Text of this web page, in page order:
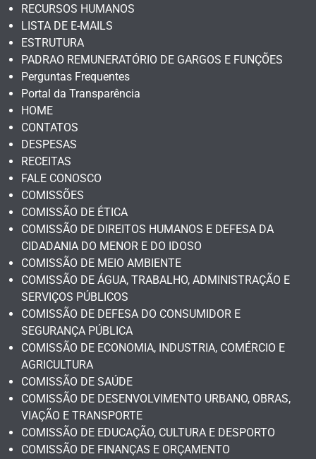
RECURSOS HUMANOS
LISTA DE E-MAILS
ESTRUTURA
PADRAO REMUNERATÓRIO DE GARGOS E FUNÇÕES
Perguntas Frequentes
Portal da Transparência
HOME
CONTATOS
DESPESAS
RECEITAS
FALE CONOSCO
COMISSÕES
COMISSÃO DE ÉTICA
COMISSÃO DE DIREITOS HUMANOS E DEFESA DA
CIDADANIA DO MENOR E DO IDOSO
COMISSÃO DE MEIO AMBIENTE
COMISSÃO DE ÁGUA, TRABALHO, ADMINISTRAÇÃO E
SERVIÇOS PÚBLICOS
COMISSÃO DE DEFESA DO CONSUMIDOR E
SEGURANÇA PÚBLICA
COMISSÃO DE ECONOMIA, INDUSTRIA, COMÉRCIO E
AGRICULTURA
COMISSÃO DE SAÚDE
COMISSÃO DE DESENVOLVIMENTO URBANO, OBRAS,
VIAÇÃO E TRANSPORTE
COMISSÃO DE EDUCAÇÃO, CULTURA E DESPORTO
COMISSÃO DE FINANÇAS E ORÇAMENTO